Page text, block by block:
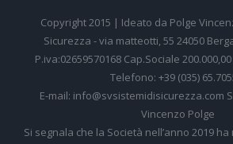
Copyright 2015 | Ideato da Polge
Sicurezza - via matteotti, 55 24050
P.iva:02659570168 Cap.Sociale
Telefono: +39 (035)
E-mail: info@svsistemidisicurezza.com
Vincenzo Polge
Si segnala che la Società nell’anno 2019